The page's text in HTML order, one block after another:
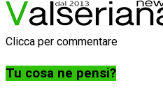
Clicca per commentare
Tu cosa ne pensi?